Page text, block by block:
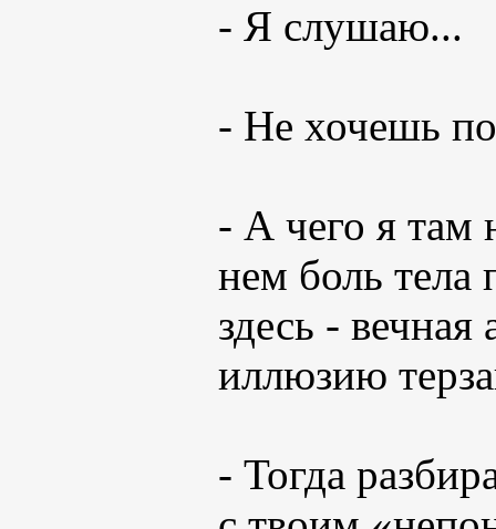
- Я слушаю...
- Не хочешь
- А чего я там
нем боль тела
здесь -
иллюзию
- Тогда